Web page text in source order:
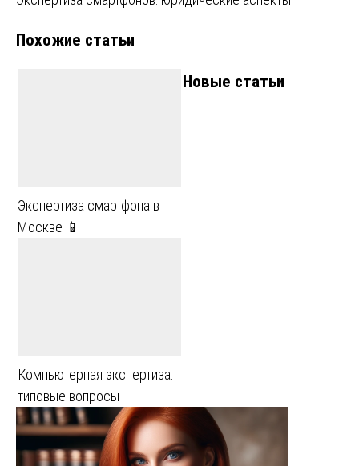
Похожие статьи
Экспертиза смартфона в
Москве 📱
Компьютерная экспертиза:
типовые вопросы
Новые статьи